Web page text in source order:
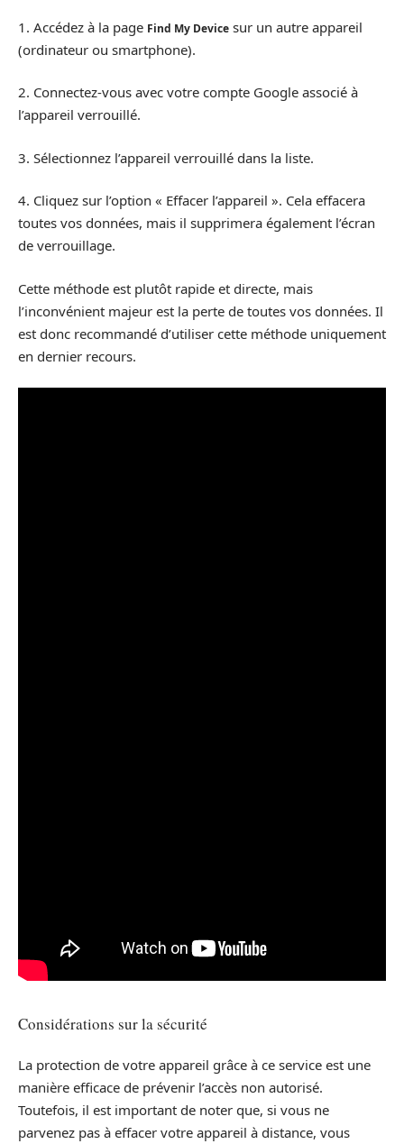
1. Accédez à la page Find My Device sur un autre appareil
(ordinateur ou smartphone).
2. Connectez-vous avec votre compte Google associé à
l’appareil verrouillé.
3. Sélectionnez l’appareil verrouillé dans la liste.
4. Cliquez sur l’option « Effacer l’appareil ». Cela effacera
toutes vos données, mais il supprimera également l’écran
de verrouillage.
Cette méthode est plutôt rapide et directe, mais
l’inconvénient majeur est la perte de toutes vos données. Il
est donc recommandé d’utiliser cette méthode uniquement
en dernier recours.
Considérations sur la sécurité
La protection de votre appareil grâce à ce service est une
manière efficace de prévenir l’accès non autorisé.
Toutefois, il est important de noter que, si vous ne
parvenez pas à effacer votre appareil à distance, vous